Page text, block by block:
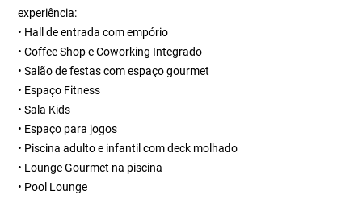
experiência:
• Hall de entrada com empório
• Coffee Shop e Coworking Integrado
• Salão de festas com espaço gourmet
• Espaço Fitness
• Sala Kids
• Espaço para jogos
• Piscina adulto e infantil com deck molhado
• Lounge Gourmet na piscina
• Pool Lounge